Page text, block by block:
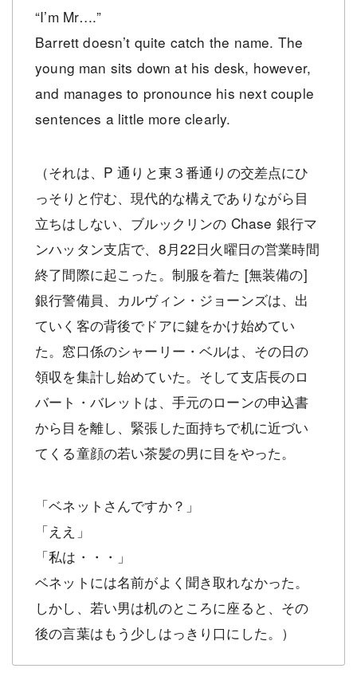
“I’m Mr….”
Barrett doesn’t quite catch the name. The
young man sits down at his desk, however,
and manages to pronounce his next couple
sentences a little more clearly.
（それは、P 通りと東３番通りの交差点にひ
っそりと佇む、現代的な構えでありながら目
立ちはしない、ブルックリンの Chase 銀行マ
ンハッタン支店で、8月22日火曜日の営業時間
終了間際に起こった。制服を着た [無装備の]
銀行警備員、カルヴィン・ジョーンズは、出
ていく客の背後でドアに鍵をかけ始めてい
た。窓口係のシャーリー・ベルは、その日の
領収を集計し始めていた。そして支店長のロ
バート・バレットは、手元のローンの申込書
から目を離し、緊張した面持ちで机に近づい
てくる童顔の若い茶髪の男に目をやった。
「ベネットさんですか？」
「ええ」
「私は・・・」
ベネットには名前がよく聞き取れなかった。
しかし、若い男は机のところに座ると、その
後の言葉はもう少しはっきり口にした。）